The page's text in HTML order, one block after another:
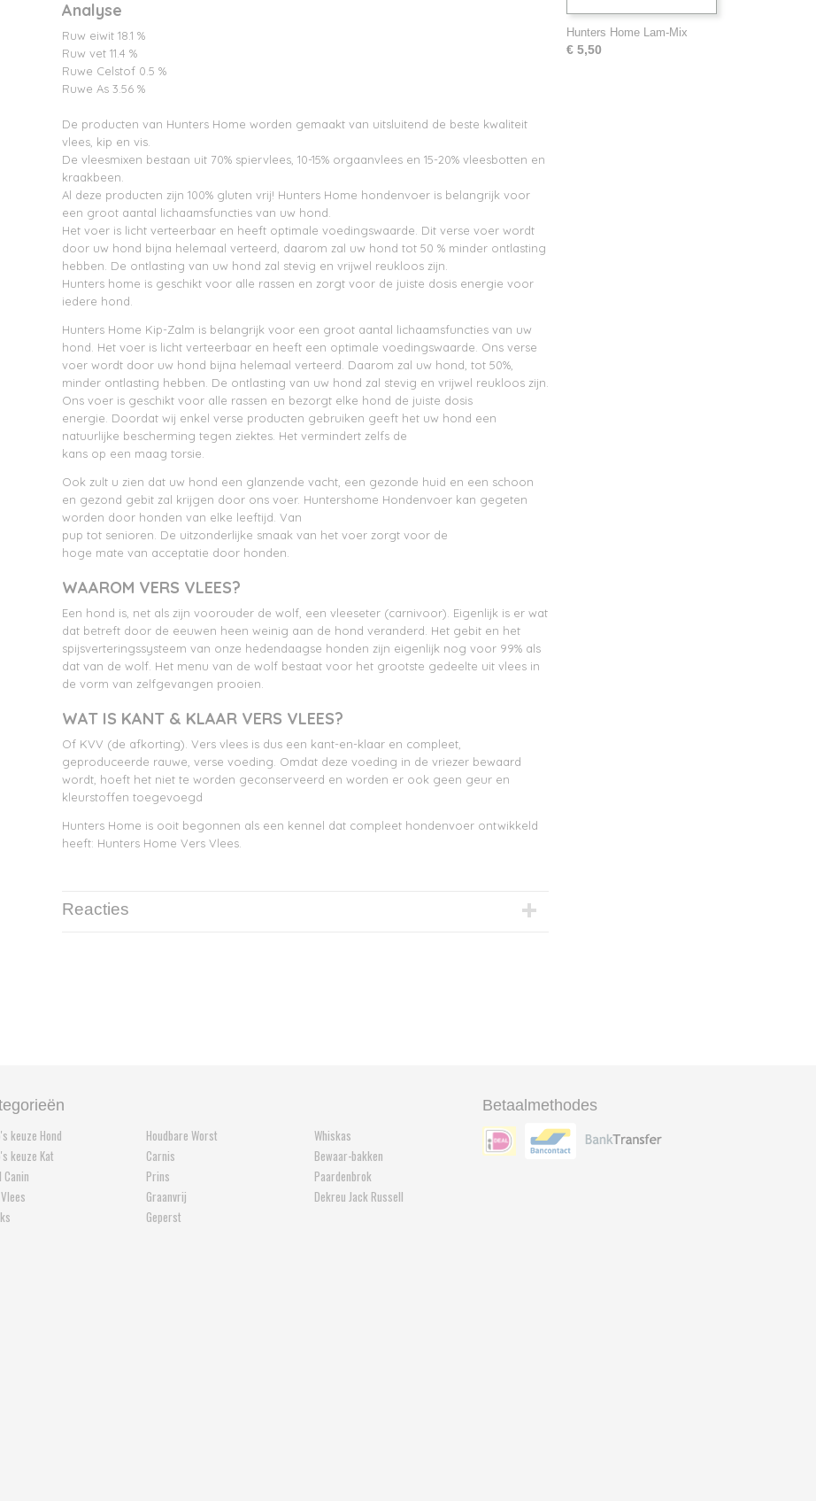
Analyse
Ruw eiwit 18.1 %
Ruw vet 11.4 %
Ruwe Celstof 0.5 %
Ruwe As 3.56 %
De producten van Hunters Home worden gemaakt van uitsluitend de beste kwaliteit
vlees, kip en vis.
De vleesmixen bestaan uit 70% spiervlees, 10-15% orgaanvlees en 15-20% vleesbotten en
kraakbeen.
Al deze producten zijn 100% gluten vrij! Hunters Home hondenvoer is belangrijk voor
een groot aantal lichaamsfuncties van uw hond.
Het voer is licht verteerbaar en heeft optimale voedingswaarde. Dit verse voer wordt
door uw hond bijna helemaal verteerd, daarom zal uw hond tot 50 % minder ontlasting
hebben. De ontlasting van uw hond zal stevig en vrijwel reukloos zijn.
Hunters home is geschikt voor alle rassen en zorgt voor de juiste dosis energie voor
iedere hond.
Hunters Home Kip-Zalm is belangrijk voor een groot aantal lichaamsfuncties van uw
hond. Het voer is licht verteerbaar en heeft een optimale voedingswaarde. Ons verse
voer wordt door uw hond bijna helemaal verteerd. Daarom zal uw hond, tot 50%,
minder ontlasting hebben. De ontlasting van uw hond zal stevig en vrijwel reukloos zijn.
Ons voer is geschikt voor alle rassen en bezorgt elke hond de juiste dosis
energie. Doordat wij enkel verse producten gebruiken geeft het uw hond een
natuurlijke bescherming tegen ziektes. Het vermindert zelfs de
kans op een maag torsie.
Ook zult u zien dat uw hond een glanzende vacht, een gezonde huid en een schoon
en gezond gebit zal krijgen door ons voer. Huntershome Hondenvoer kan gegeten
worden door honden van elke leeftijd. Van
pup tot senioren. De uitzonderlijke smaak van het voer zorgt voor de
hoge mate van acceptatie door honden.
WAAROM VERS VLEES?
Een hond is, net als zijn voorouder de wolf, een vleeseter (carnivoor). Eigenlijk is er wat
dat betreft door de eeuwen heen weinig aan de hond veranderd. Het gebit en het
spijsverteringssysteem van onze hedendaagse honden zijn eigenlijk nog voor 99% als
dat van de wolf. Het menu van de wolf bestaat voor het grootste gedeelte uit vlees in
de vorm van zelfgevangen prooien.
WAT IS KANT & KLAAR VERS VLEES?
Of KVV (de afkorting). Vers vlees is dus een kant-en-klaar en compleet,
geproduceerde rauwe, verse voeding. Omdat deze voeding in de vriezer bewaard
wordt, hoeft het niet te worden geconserveerd en worden er ook geen geur en
kleurstoffen toegevoegd
Hunters Home is ooit begonnen als een kennel dat compleet hondenvoer ontwikkeld
heeft: Hunters Home Vers Vlees.
Reacties
Hunters Home Lam-Mix
€ 5,50
keuze Hond
keuze Kat
Canin
Houdbare Worst
Carnis
Prins
Graanvrij
Geperst
Whiskas
Bewaar-bakken
Paardenbrok
Dekreu Jack Russell
Betaalmethodes